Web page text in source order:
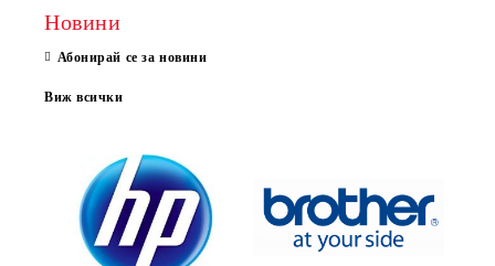
Новини
Абонирай се за новини
Виж всички